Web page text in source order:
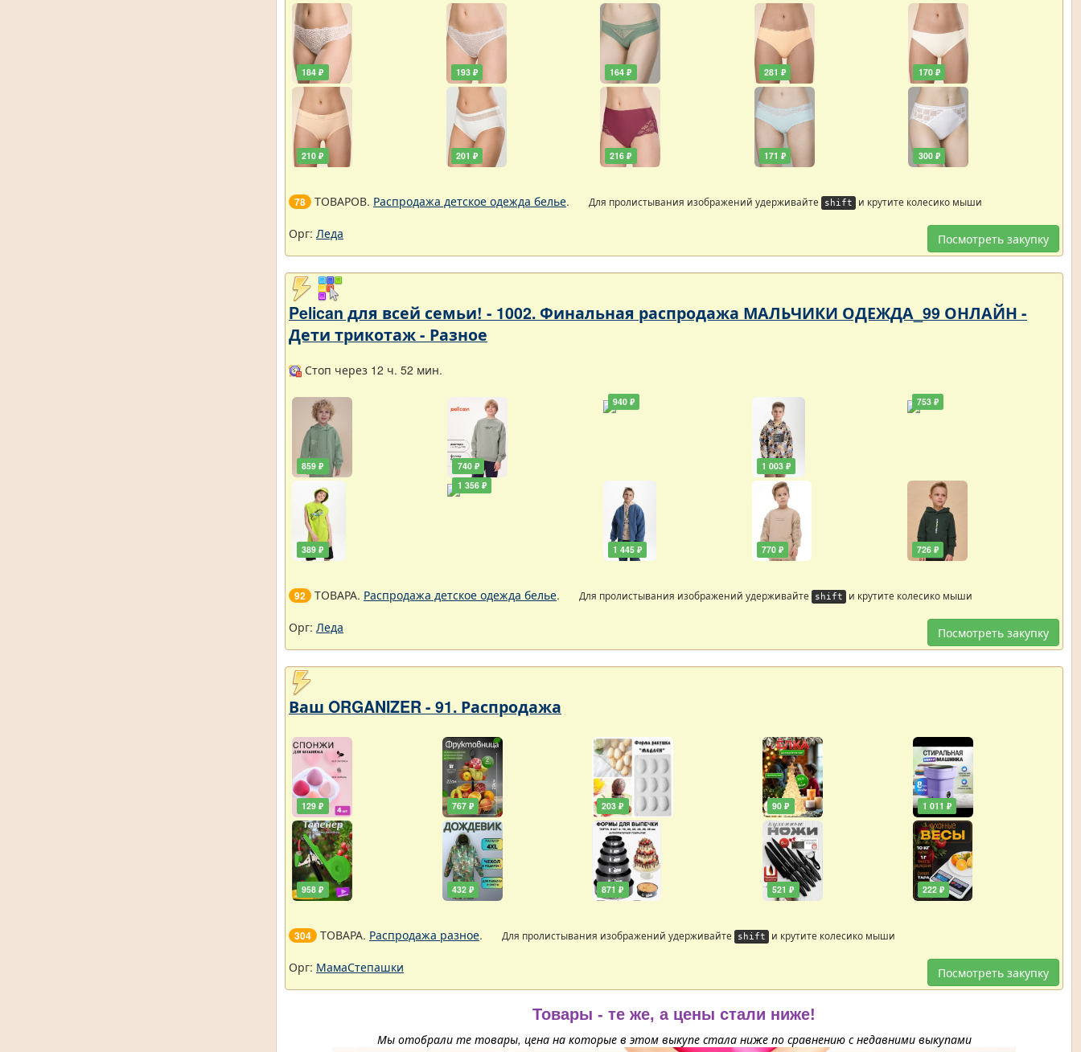
184 ₽
210 ₽
193 ₽
201 ₽
164 ₽
216 ₽
281 ₽
171 ₽
170 ₽
300 ₽
78 ТОВАРОВ. Распродажа детское одежда белье. Для пролистывания изображений удерживайте shift и крутите колесико мыши
Посмотреть закупку
Орг: Леда
Pelican для всей семьи! - 1002. Финальная распродажа МАЛЬЧИКИ ОДЕЖДА_99 ОНЛАЙН -
Дети трикотаж - Разное
Стоп через 12 ч. 52 мин.
859 ₽
389 ₽
740 ₽
1 356 ₽
940 ₽
1 445 ₽
1 003 ₽
770 ₽
753 ₽
726 ₽
92 ТОВАРА. Распродажа детское одежда белье. Для пролистывания изображений удерживайте shift и крутите колесико мыши
Посмотреть закупку
Орг: Леда
Ваш ORGANIZER - 91. Распродажа
129 ₽
958 ₽
767 ₽
432 ₽
203 ₽
871 ₽
90 ₽
521 ₽
1 011 ₽
222 ₽
304 ТОВАРА. Распродажа разное. Для пролистывания изображений удерживайте shift и крутите колесико мыши
Посмотреть закупку
Орг: МамаСтепашки
Товары - те же, а цены стали ниже!
Мы отобрали те товары, цена на которые в этом выкупе стала ниже по сравнению с недавними выкупами